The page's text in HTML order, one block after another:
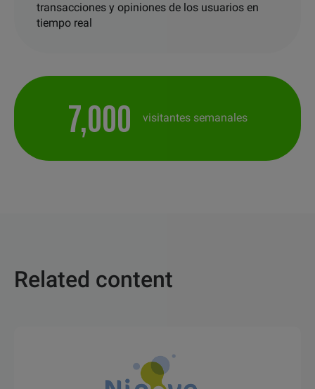
transacciones y opiniones de los usuarios en
tiempo real
7,000 visitantes semanales
Related content